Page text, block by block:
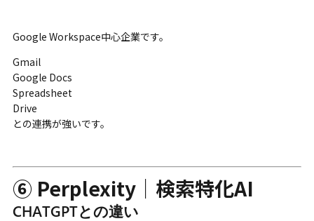
Google Workspace中心企業です。
Gmail
Google Docs
Spreadsheet
Drive
との連携が強いです。
⑥ Perplexity｜検索特化AI
CHATGPTとの違い